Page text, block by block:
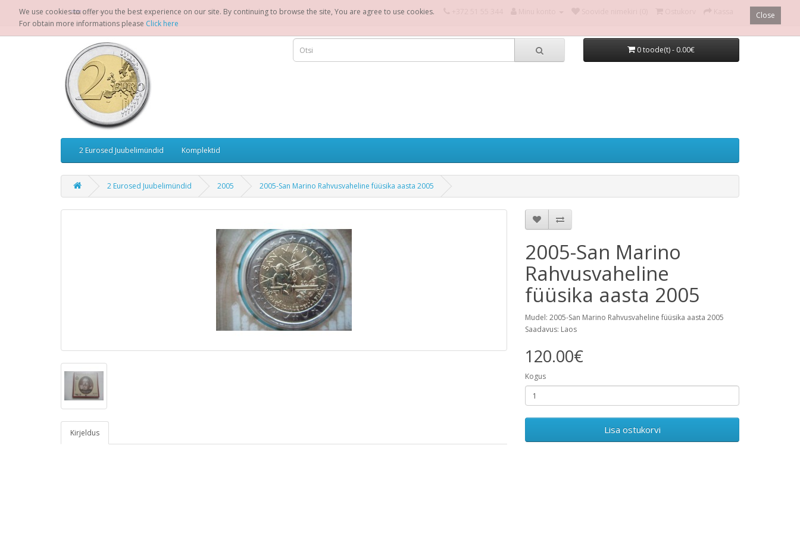
Keel
0 toode(t) - 0.00€
2 Eurosed Juubelimündid Komplektid
2 Eurosed Juubelimündid 2005 2005-San Marino Rahvusvaheline füüsika aasta 2005
Kirjeldus
2005-San Marino
Rahvusvaheline
füüsika aasta 2005
Mudel: 2005-San Marino Rahvusvaheline füüsika aasta 2005
Saadavus: Laos
120.00€
Kogus
Lisa ostukorvi
Close
We use cookies to offer you the best experience on our site. By continuing to browse the site, You are agree to use cookies.
For obtain more informations please Click here